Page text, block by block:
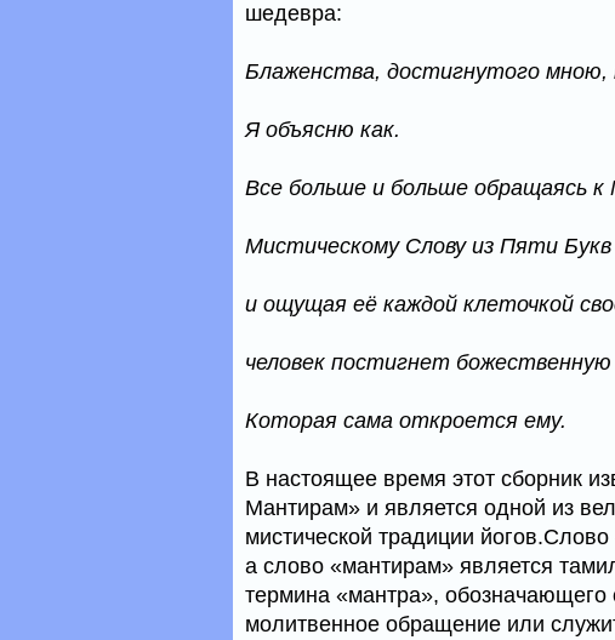
шедевра:
Блаженства, достигнутого мною,
Я объясню как.
Все больше и больше обращаясь
Мистическому Слову из Пяти
и ощущая её каждой клеточкой
человек постигнет
Которая сама откроется ему.
В настоящее время этот сборник
Мантирам» и является одной из
мистической традиции
а слово «мантирам» является
термина «мантра»,
молитвенное обращение или